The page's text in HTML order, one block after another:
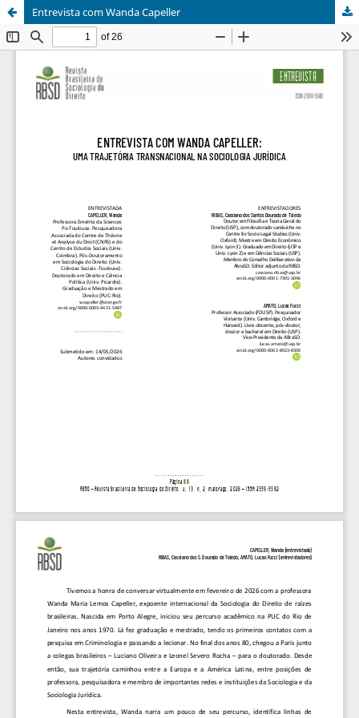
Entrevista com Wanda Capeller